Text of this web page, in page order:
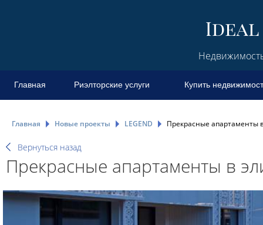
Главная Риэлторские услуги Купить
Главная Новые проекты LEGEND Прекрасные апартаменты
Вернуться назад
Прекрасные апартаменты в